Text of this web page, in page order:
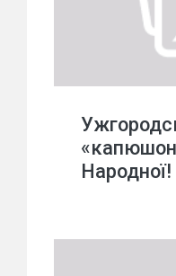
Народної!